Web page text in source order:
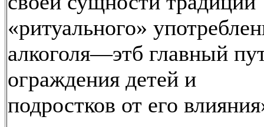
«ритуального»
алкоголя—этб главный
ограждения детей и
подростков от его